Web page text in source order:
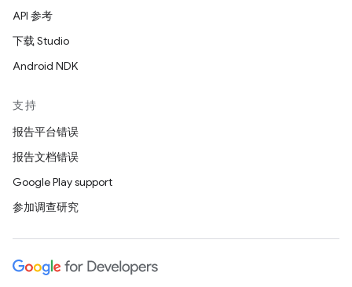
API 参考
下载 Studio
Android NDK
支持
报告平台错误
报告文档错误
Google Play support
参加调查研究